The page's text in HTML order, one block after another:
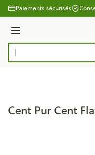
Aller au contenu
Paiements sécurisés
Menu
Rechercher
Cent Pur Cent